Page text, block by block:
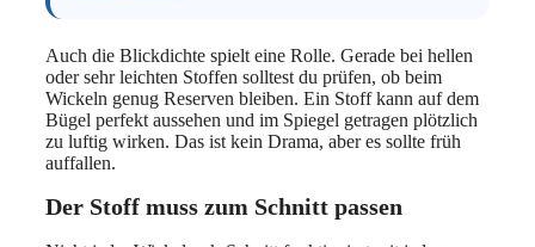
Auch die Blickdichte spielt eine Rolle. Gerade bei hellen
oder sehr leichten Stoffen solltest du prüfen, ob beim
Wickeln genug Reserven bleiben. Ein Stoff kann auf dem
Bügel perfekt aussehen und im Spiegel getragen plötzlich
zu luftig wirken. Das ist kein Drama, aber es sollte früh
auffallen.
Der Stoff muss zum Schnitt passen